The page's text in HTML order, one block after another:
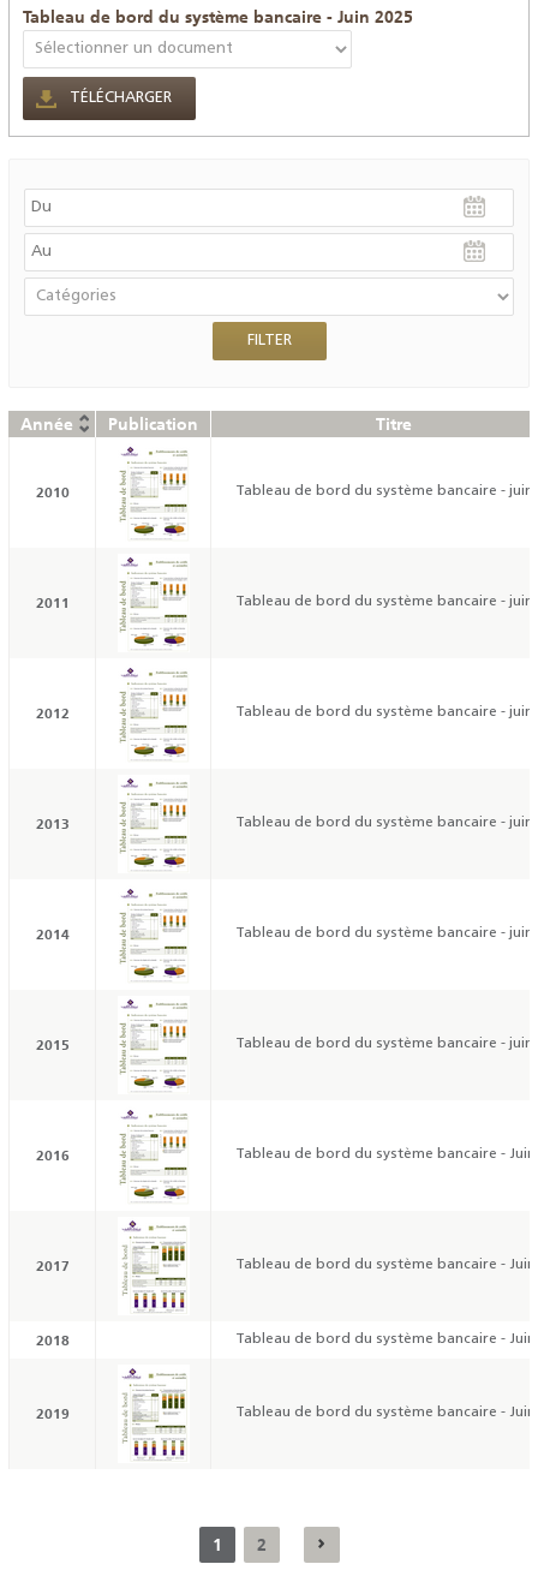
Tableau de bord du système bancaire - Juin 2025
TÉLÉCHARGER
Année Publication Titre
2010 Tableau de bord du système bancaire - juin
2011 Tableau de bord du système bancaire - juin
2012 Tableau de bord du système bancaire - juin
2013 Tableau de bord du système bancaire - juin
2014 Tableau de bord du système bancaire - juin
2015 Tableau de bord du système bancaire - juin
2016 Tableau de bord du système bancaire - Juin
2017 Tableau de bord du système bancaire - Juin
2018 Tableau de bord du système bancaire - Juin
2019 Tableau de bord du système bancaire - Juin
1 2